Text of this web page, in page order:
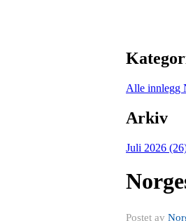
Alle innlegg
Arkiv
Juli 2026
Postet av